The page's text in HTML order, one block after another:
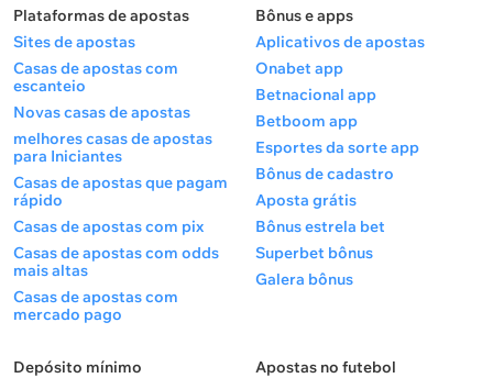
Plataformas de apostas
Sites de apostas
Casas de apostas com
escanteio
Novas casas de apostas
melhores casas de apostas
para Iniciantes
Casas de apostas que pagam
rápido
Casas de apostas com pix
Casas de apostas com odds
mais altas
Casas de apostas com
mercado pago
Bônus e apps
Aplicativos de apostas
Onabet app
Betnacional app
Betboom app
Esportes da sorte app
Bônus de cadastro
Aposta grátis
Bônus estrela bet
Superbet bônus
Galera bônus
Depósito mínimo
Apostas no futebol